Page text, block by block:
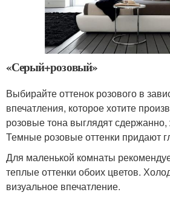
«Серый+розовый»
Выбирайте оттенок розового в
впечатления, которое хотите
розовые тона выглядят
Темные розовые оттенки придают
Для маленькой комнаты
теплые оттенки обоих цветов.
визуальное впечатление.